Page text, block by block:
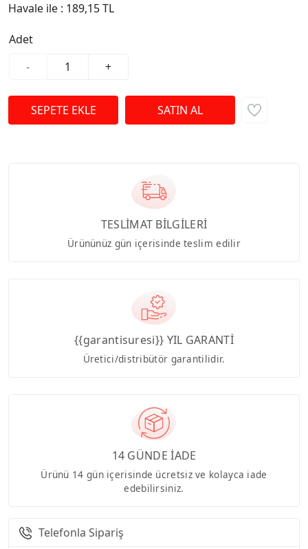
Havale ile : 189,15 TL
Adet
-
+
TESLİMAT BİLGİLERİ
Ürününüz gün içerisinde teslim edilir
{{garantisuresi}} YIL GARANTİ
Üretici/distribütör garantilidir.
14 GÜNDE İADE
Ürünü 14 gün içerisinde ücretsiz ve kolayca iade
edebilirsiniz.
Telefonla Sipariş